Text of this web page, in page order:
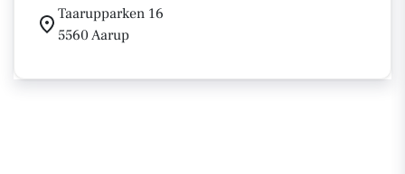
Taarupparken 16
5560 Aarup